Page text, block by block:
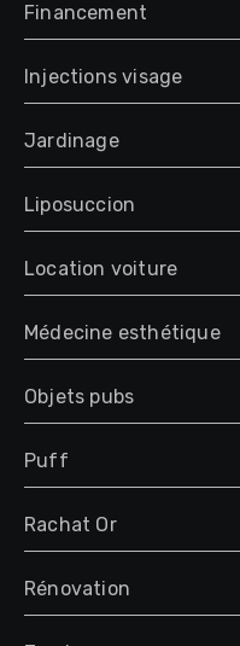
Financement
Injections visage
Jardinage
Liposuccion
Location voiture
Médecine esthétique
Objets pubs
Puff
Rachat Or
Rénovation